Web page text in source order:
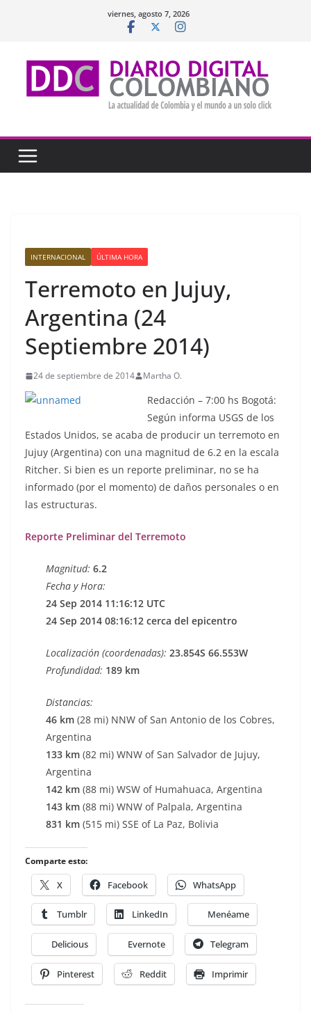
viernes, agosto 7, 2026
INTERNACIONAL ÚLTIMA HORA
Terremoto en Jujuy,
Argentina (24
Septiembre 2014)
24 de septiembre de 2014 Martha O.
Redacción – 7:00 hs Bogotá:
Según informa USGS de los
Estados Unidos, se acaba de producir un terremoto en
Jujuy (Argentina) con una magnitud de 6.2 en la escala
Ritcher. Si bien es un reporte preliminar, no se ha
informado (por el momento) de daños personales o en
las estructuras.
Reporte Preliminar del Terremoto
Magnitud: 6.2
Fecha y Hora:
24 Sep 2014 11:16:12 UTC
24 Sep 2014 08:16:12 cerca del epicentro
Localización (coordenadas): 23.854S 66.553W
Profundidad: 189 km
Distancias:
46 km (28 mi) NNW of San Antonio de los Cobres,
Argentina
133 km (82 mi) WNW of San Salvador de Jujuy,
Argentina
142 km (88 mi) WSW of Humahuaca, Argentina
143 km (88 mi) WNW of Palpala, Argentina
831 km (515 mi) SSE of La Paz, Bolivia
Comparte esto:
X Facebook WhatsApp
Tumblr LinkedIn Menéame
Delicious Evernote Telegram
Pinterest Reddit Imprimir